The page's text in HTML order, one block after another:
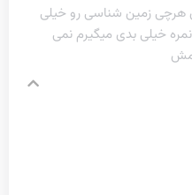
زمین شناسی رو خیلی
خیلی بدی میگیرم نمی